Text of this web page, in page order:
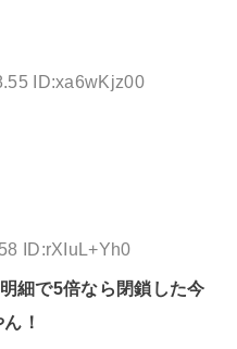
ID:xa6wKjz00
ID:rXIuL+Yh0
細で5倍なら閉鎖した今
！